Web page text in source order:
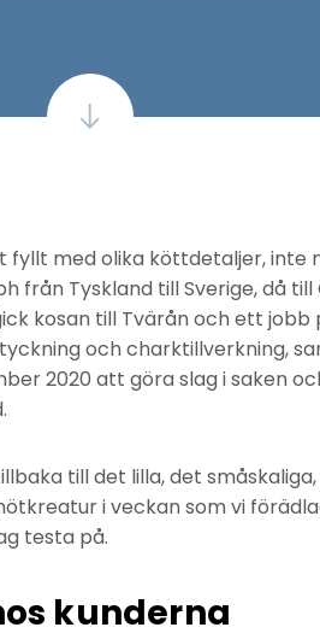
med olika köttdetaljer, inte
från Tyskland till Sverige, då
kosan till Tvärån och ett jobb
och charktillverkning,
2020 att göra slag i saken
till det lilla, det
i veckan som vi
testa på.
kunderna